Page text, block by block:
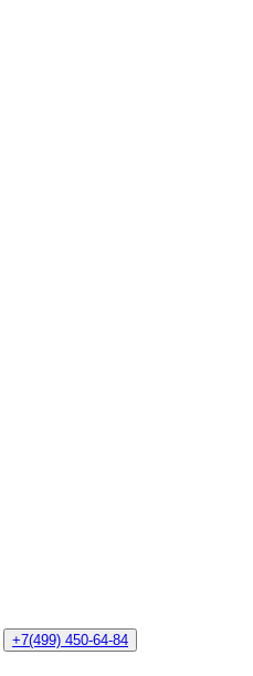
+7(499) 450-64-84